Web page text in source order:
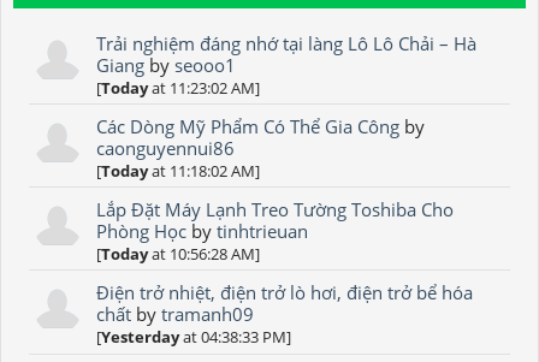
Trải nghiệm đáng nhớ tại làng Lô Lô Chải – Hà
Giang by seooo1
[Todayat 11:23:02 AM]
Các Dòng Mỹ Phẩm Có Thể Gia Công by
caonguyennui86
[Todayat 11:18:02 AM]
Lắp Đặt Máy Lạnh Treo Tường Toshiba Cho
Phòng Học bytinhtrieuan
[Todayat 10:56:28 AM]
Điện trở nhiệt, điện trở lò hơi, điện trở bể hóa
chất bytramanh09
[Yesterdayat 04:38:33 PM]